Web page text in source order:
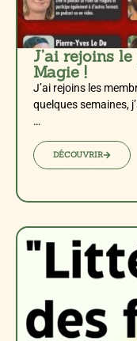
J’ai rejoins
Magie !
J’ai rejoins les
quelques semaines,
…
DÉCOUVRIR